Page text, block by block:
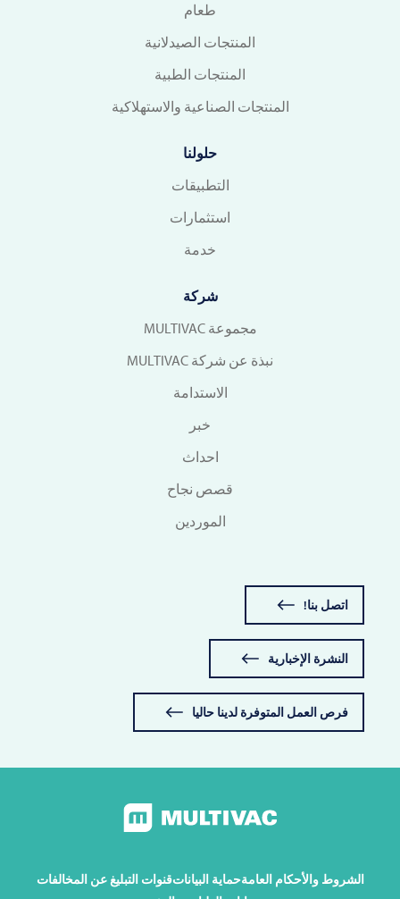
طعام
المنتجات الصيدلانية
المنتجات الطبية
المنتجات الصناعية والاستهلاكية
حلولنا
التطبيقات
استثمارات
خدمة
شركة
مجموعة MULTIVAC
نبذة عن شركة MULTIVAC
الاستدامة
خبر
احداث
قصص نجاح
الموردين
اتصل بنا!
النشرة الإخبارية
فرص العمل المتوفرة لدينا حاليا
الشروط والأحكام العامةحماية البياناتقنوات التبليغ عن المخالفات